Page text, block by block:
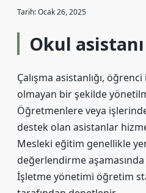
Tarih: Ocak 26, 2025
Okul
Çalışma asistanlığı,
olmayan bir şekilde
Öğretmenlere veya
destek olan asistanlar
Mesleki eğitim genellikle
değerlendirme aşamasında
İşletme yönetimi öğretim